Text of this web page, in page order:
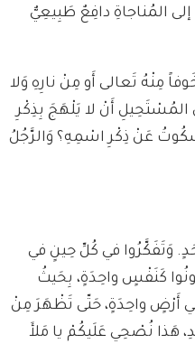
المُناجاةِ دافِعٌ طَبِيعِيٌّ
مِنْهُ تَعالى أَو مِنْ نارِهِ وَلا
أَنْ لا يَلْهَجَ بِذِكْرِ
عَنْ ذِكْرِ اسْمِهِ؟ وَالرَّجُلُ
وَتَفَكَّرُوا في كُلِّ حِينٍ في
كَنَفْسٍ واحِدَةٍ، بِحَيثُ
أَرْضٍ واحِدَةٍ، حَتّى تَظْهَرَ مِنْ
هَذا نُصْحِي عَلَيكُمْ يا مَلأَ